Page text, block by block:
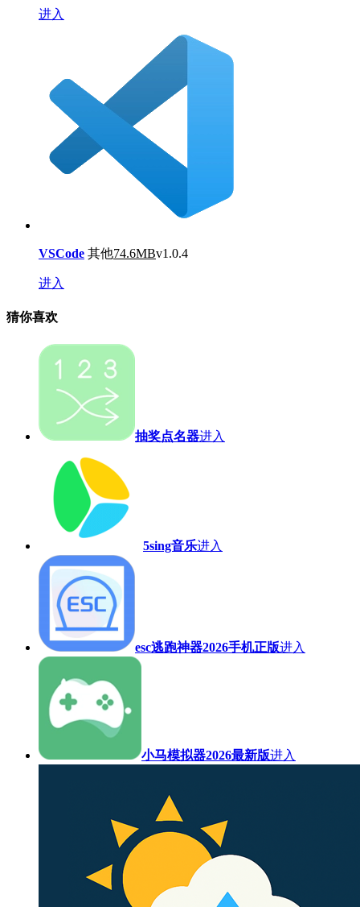
进入
VSCode 其他74.6MBv1.0.4
进入
猜你喜欢
抽奖点名器进入
5sing音乐进入
esc逃跑神器2026手机正版进入
小马模拟器2026最新版进入